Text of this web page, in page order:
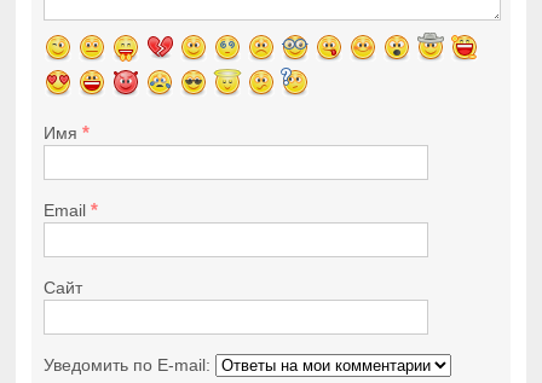
Имя*
Email*
Сайт
Уведомить по E-mail: